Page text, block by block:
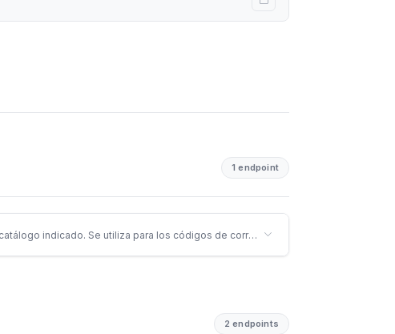
1 endpoint
indicado. Se utiliza para los códigos de correlación entre sistemas.
2 endpoints